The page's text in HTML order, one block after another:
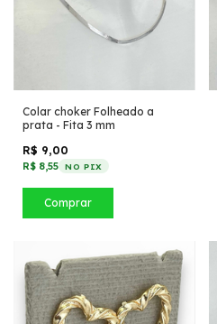
Colar choker Folheado a
prata - Fita 3 mm
R$ 9,00
R$ 8,55 NO PIX
Comprar